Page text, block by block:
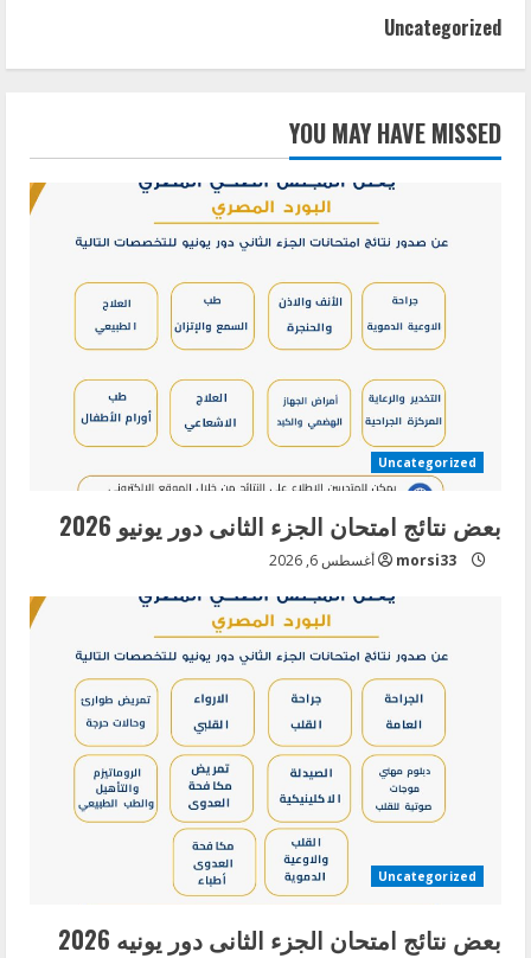
Uncategorized
YOU MAY HAVE MISSED
Uncategorized
بعض نتائج امتحان الجزء الثانى دور يونيو 2026
morsi33 أغسطس 6, 2026
Uncategorized
بعض نتائج امتحان الجزء الثانى دور يونيه 2026